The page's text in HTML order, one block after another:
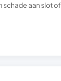
aan slot of